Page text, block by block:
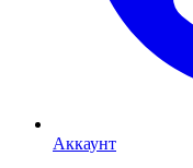
Аккаунт